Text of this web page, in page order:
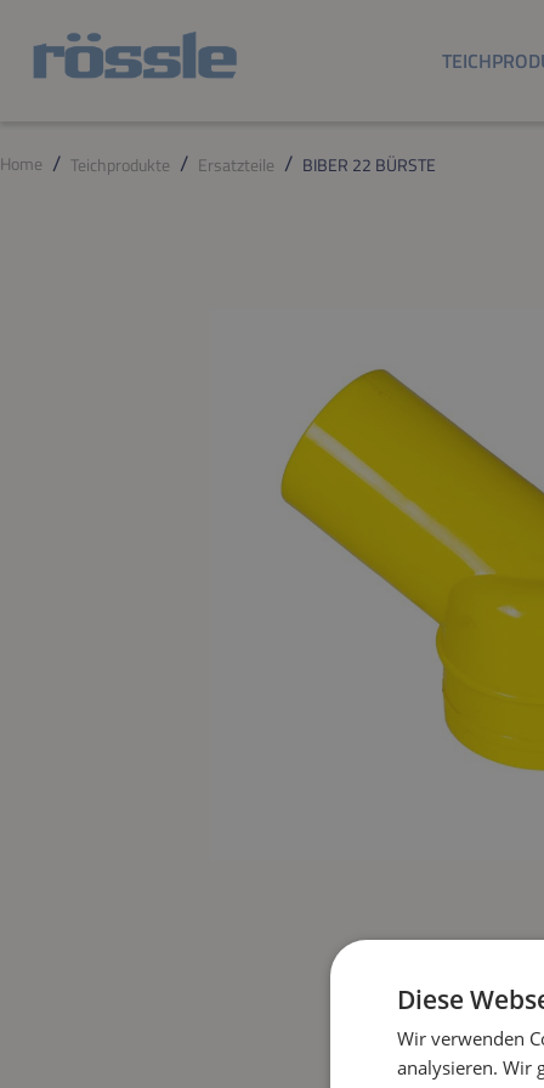
Hauptinhalt springen
Zur Suche springen
Zur Hauptnavigation springen
Home Teichprodukte Ersatzteile BIBER 22 BÜRSTE
Diese
Wir verwenden
analysieren. Wir